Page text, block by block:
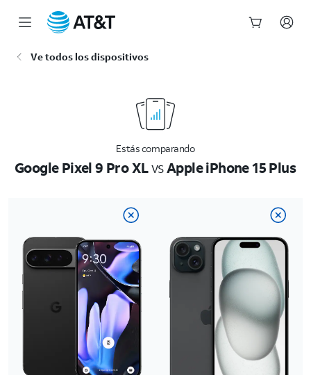
Ve todos los dispositivos
Estás comparando
Google Pixel 9 Pro XLvsApple iPhone 15 Plus